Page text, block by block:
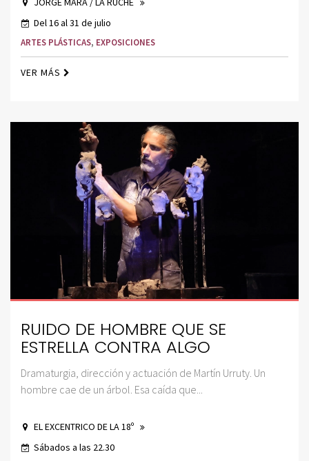
Del 16 al 31 de julio
ARTES PLÁSTICAS, EXPOSICIONES
VER MÁS
RUIDO DE HOMBRE QUE SE
ESTRELLA CONTRA ALGO
Dramaturgia, dirección y actuación de Martín Urruty. Un
hombre cae de un árbol. Esa caída que...
EL EXCENTRICO DE LA 18º
Sábados a las 22.30